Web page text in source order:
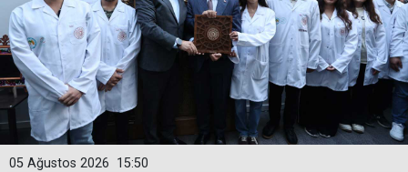
15:50
05 Ağustos 2026